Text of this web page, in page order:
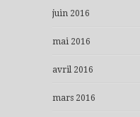
juin 2016
mai 2016
avril 2016
mars 2016